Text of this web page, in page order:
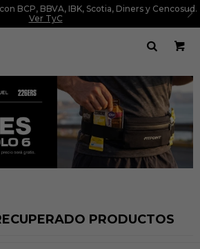
con BCP, BBVA, IBK, Scotia, Diners y Cencosud.
Ver TyC
PRODUCTOS